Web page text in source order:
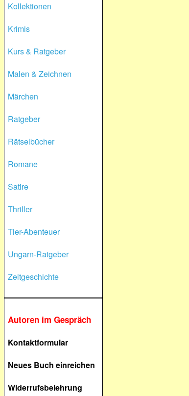
Kollektionen
Krimis
Kurs & Ratgeber
Malen & Zeichnen
Märchen
Ratgeber
Rätselbücher
Romane
Satire
Thriller
Tier-Abenteuer
Ungarn-Ratgeber
Zeitgeschichte
Autoren im Gespräch
Kontaktformular
Neues Buch einreichen
Widerrufsbelehrung